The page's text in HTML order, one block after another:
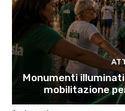
Monumenti
mobilitazione